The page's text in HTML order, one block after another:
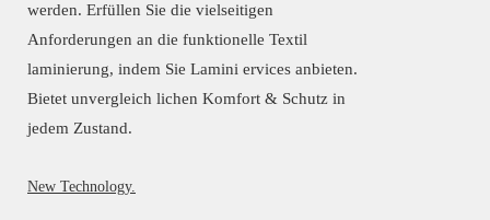
werden. Erfüllen Sie die vielseitigen
Anforderungen an die funktionelle Textil
laminierung, indem Sie Lamini ervices anbieten.
Bietet unvergleich lichen Komfort & Schutz in
jedem Zustand.
New Technology.